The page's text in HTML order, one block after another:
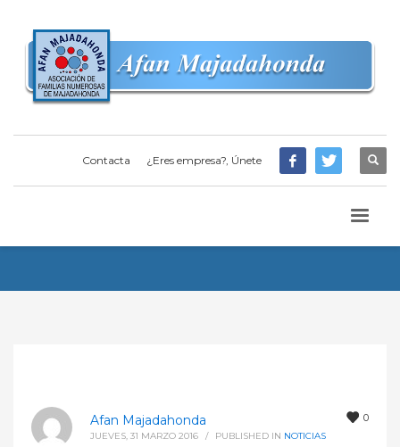
Contacta ¿Eres empresa?, Únete
0
Afan Majadahonda
JUEVES, 31 MARZO 2016 / PUBLISHED IN NOTICIAS